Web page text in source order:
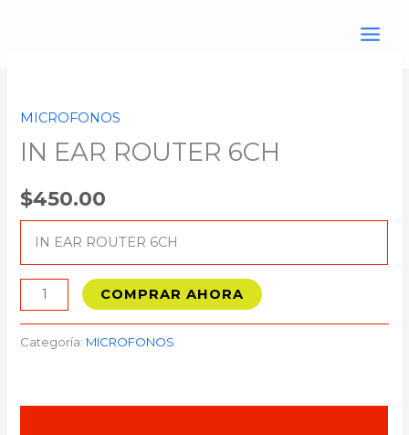
MICROFONOS
IN EAR ROUTER 6CH
$450.00
IN EAR ROUTER 6CH
ROUTER
6CH
COMPRAR AHORA
Categoría: MICROFONOS